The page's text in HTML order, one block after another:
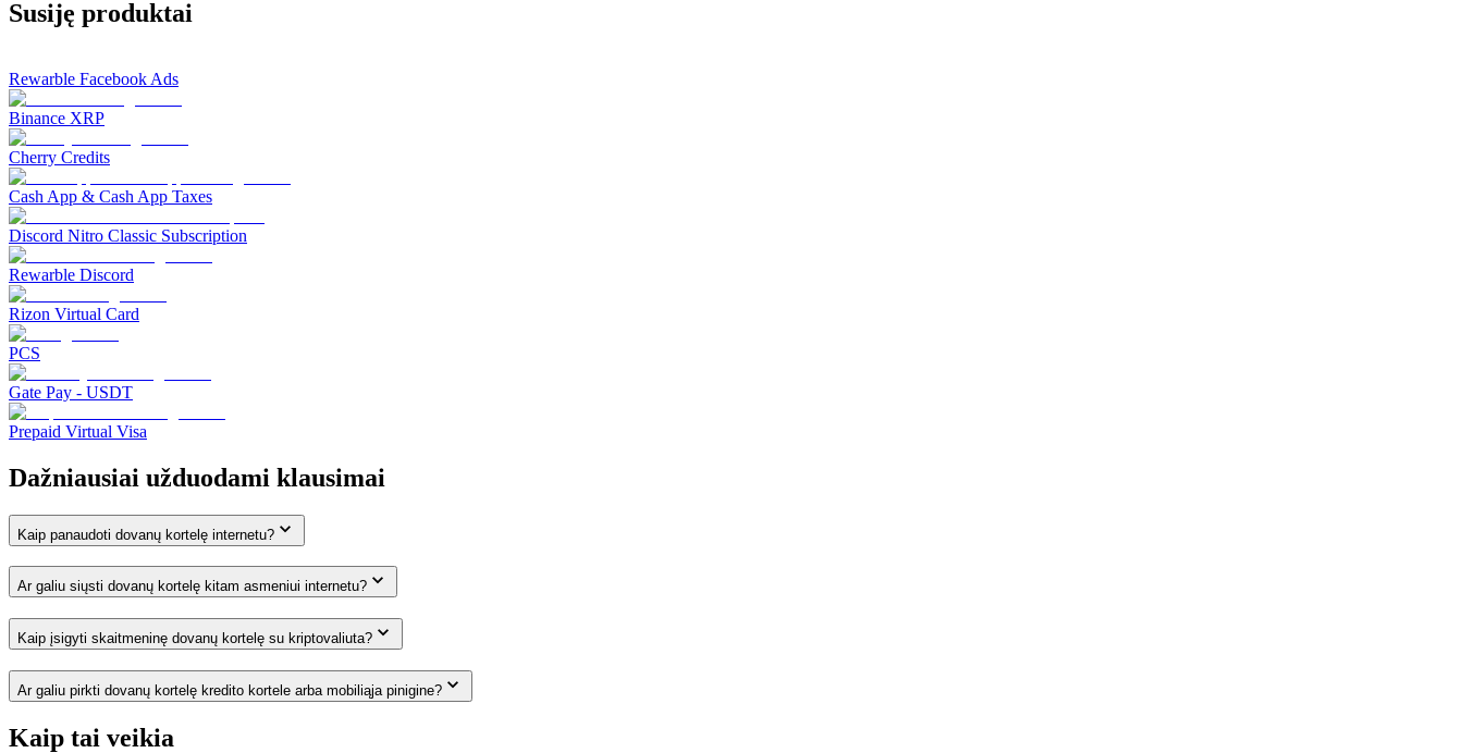
Susiję produktai
Rewarble Facebook Ads
Binance XRP
Cherry Credits
Cash App & Cash App Taxes
Discord Nitro Classic Subscription
Rewarble Discord
Rizon Virtual Card
PCS
Gate Pay - USDT
Prepaid Virtual Visa
Dažniausiai užduodami klausimai
Kaip panaudoti dovanų kortelę internetu?
Ar galiu siųsti dovanų kortelę kitam asmeniui internetu?
Kaip įsigyti skaitmeninę dovanų kortelę su kriptovaliuta?
Ar galiu pirkti dovanų kortelę kredito kortele arba mobiliąja pinigine?
Kaip tai veikia